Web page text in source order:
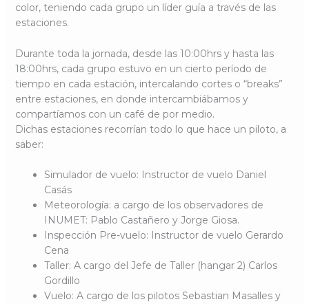
color, teniendo cada grupo un líder guía a través de las
estaciones.
Durante toda la jornada, desde las 10:00hrs y hasta las
18:00hrs, cada grupo estuvo en un cierto período de
tiempo en cada estación, intercalando cortes o “breaks”
entre estaciones, en donde intercambiábamos y
compartíamos con un café de por medio.
Dichas estaciones recorrían todo lo que hace un piloto, a
saber:
Simulador de vuelo: Instructor de vuelo Daniel
Casás
Meteorología: a cargo de los observadores de
INUMET: Pablo Castañero y Jorge Giosa.
Inspección Pre-vuelo: Instructor de vuelo Gerardo
Cena
Taller: A cargo del Jefe de Taller (hangar 2) Carlos
Gordillo
Vuelo: A cargo de los pilotos Sebastian Masalles y